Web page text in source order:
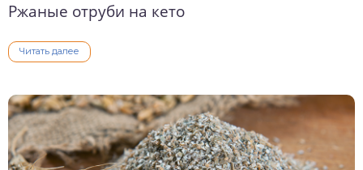
Ржаные отруби на кето
Читать далее